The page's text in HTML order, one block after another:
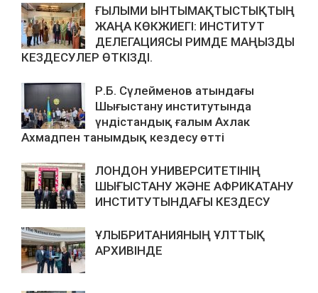
ҒЫЛЫМИ ЫНТЫМАҚТЫСТЫҚТЫҢ
ЖАҢА КӨКЖИЕГІ: ИНСТИТУТ
ДЕЛЕГАЦИЯСЫ РИМДЕ МАҢЫЗДЫ
КЕЗДЕСУЛЕР ӨТКІЗДІ.
Р.Б. Сүлейменов атындағы
Шығыстану институтында
үндістандық ғалым Ахлак
Ахмадпен танымдық кездесу өтті
ЛОНДОН УНИВЕРСИТЕТІНІҢ
ШЫҒЫСТАНУ ЖӘНЕ АФРИКАТАНУ
ИНСТИТУТЫНДАҒЫ КЕЗДЕСУ
ҰЛЫБРИТАНИЯНЫҢ ҰЛТТЫҚ
АРХИВІНДЕ